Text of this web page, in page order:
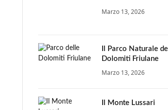
Marzo 13, 2026
Il Parco Naturale
Dolomiti Friulane
Marzo 13, 2026
Il Monte Lussari